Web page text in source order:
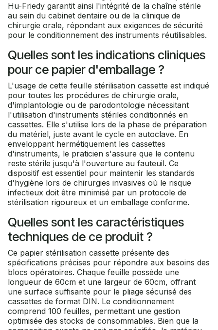
Hu-Friedy garantit ainsi l'intégrité de la chaîne stérile
au sein du cabinet dentaire ou de la clinique de
chirurgie orale, répondant aux exigences de sécurité
pour le conditionnement des instruments réutilisables.
Quelles sont les indications cliniques
pour ce papier d'emballage ?
L'usage de cette feuille stérilisation cassette est indiqué
pour toutes les procédures de chirurgie orale,
d'implantologie ou de parodontologie nécessitant
l'utilisation d'instruments stériles conditionnés en
cassettes. Elle s'utilise lors de la phase de préparation
du matériel, juste avant le cycle en autoclave. En
enveloppant hermétiquement les cassettes
d'instruments, le praticien s'assure que le contenu
reste stérile jusqu'à l'ouverture au fauteuil. Ce
dispositif est essentiel pour maintenir les standards
d'hygiène lors de chirurgies invasives où le risque
infectieux doit être minimisé par un protocole de
stérilisation rigoureux et un emballage conforme.
Quelles sont les caractéristiques
techniques de ce produit ?
Ce papier stérilisation cassette présente des
spécifications précises pour répondre aux besoins des
blocs opératoires. Chaque feuille possède une
longueur de 60cm et une largeur de 60cm, offrant
une surface suffisante pour le pliage sécurisé des
cassettes de format DIN. Le conditionnement
comprend 100 feuilles, permettant une gestion
optimisée des stocks de consommables. Bien que la